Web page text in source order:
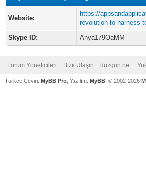
Website:
https://
revolution-to-harness-
Skype ID:
Anya179OaMM
Forum Yöneticileri Bize Ulaşın duzgun.net
Türkçe Çeviri: MyBB Pro , Yazılım: MyBB , © 2002-2026